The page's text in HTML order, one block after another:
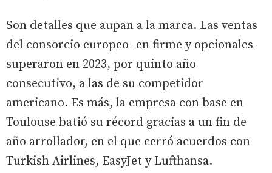
Son detalles que aupan a la marca. Las ventas
del consorcio europeo -en firme y opcionales-
superaron en 2023, por quinto año
consecutivo, a las de su competidor
americano. Es más, la empresa con base en
Toulouse batió su récord gracias a un fin de
año arrollador, en el que cerró acuerdos con
Turkish Airlines, EasyJet y Lufthansa.